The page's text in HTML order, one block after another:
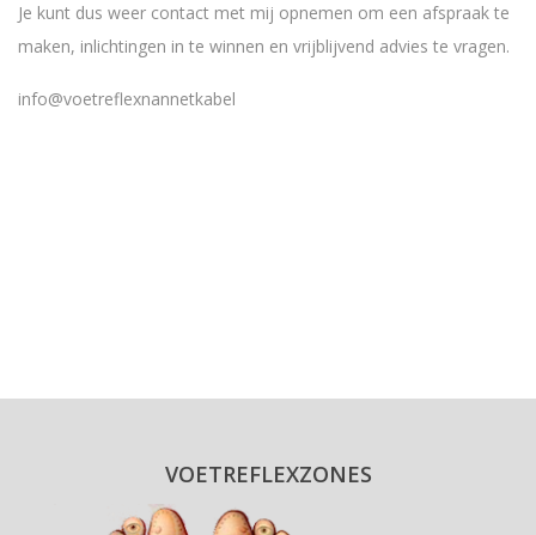
Je kunt dus weer contact met mij opnemen om een afspraak te
maken, inlichtingen in te winnen en vrijblijvend advies te vragen.
info@voetreflexnannetkabel
VOETREFLEXZONES